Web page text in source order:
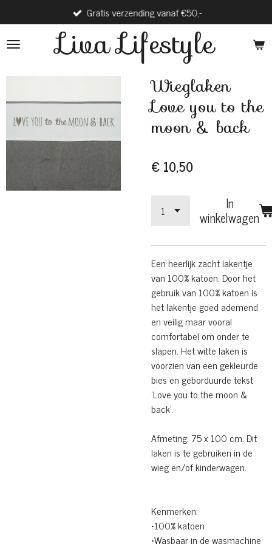
direct
naar
Liva Lifestyle
Gratis verzending vanaf €50,-
Wieglaken
Love you to the
moon & back
€ 10,50
In
winkelwagen
Een heerlijk zacht lakentje
van 100% katoen. Door het
gebruik van 100% katoen is
het lakentje goed ademend
en veilig maar vooral
comfortabel om onder te
slapen. Het witte laken is
voorzien van een gekleurde
bies en geborduurde tekst
'Love you to the moon &
back'.
Afmeting: 75 x 100 cm. Dit
laken is te gebruiken in de
wieg en/of kinderwagen.
Kenmerken:
•100% katoen
•Wasbaar in de wasmachine